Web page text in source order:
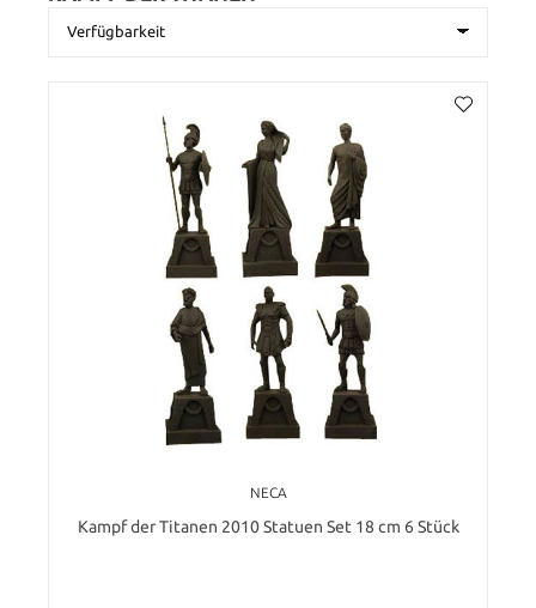
NECA
Kampf der Titanen 2010 Statuen Set 18 cm 6 Stück